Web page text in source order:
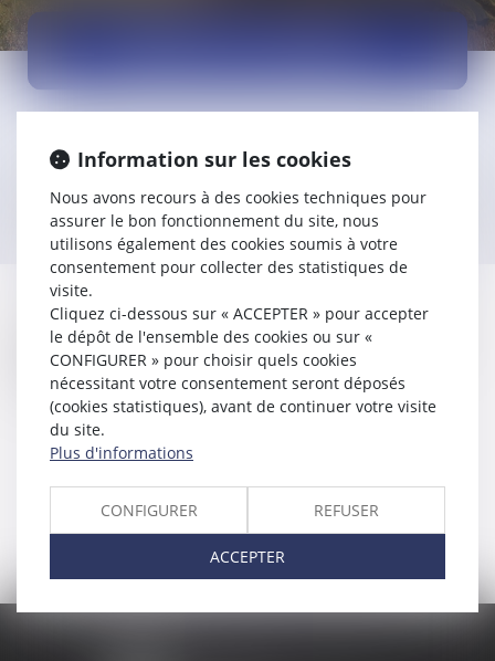
Le cabinet intervient tant devant le conseil de
de conseil.
Il s’agira alors de traiter par exemple de rappels de salaires,
rupture de contrats de travail (licenciement, démission
contestée, rupture de CDD,…), d’accident du travail,…
Voir tous les domaines d'activités
Contacter le cabinet
Information sur les cookies
Nous avons recours à des cookies techniques pour
assurer le bon fonctionnement du site, nous
utilisons également des cookies soumis à votre
consentement pour collecter des statistiques de
visite.
Cliquez ci-dessous sur « ACCEPTER » pour accepter
le dépôt de l'ensemble des cookies ou sur «
CONFIGURER » pour choisir quels cookies
nécessitant votre consentement seront déposés
(cookies statistiques), avant de continuer votre visite
du site.
Plus d'informations
CONFIGURER REFUSER
ACCEPTER